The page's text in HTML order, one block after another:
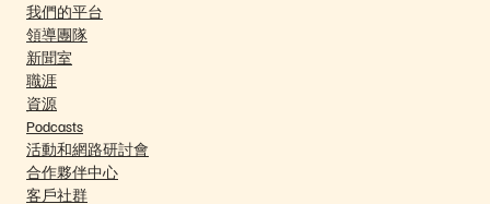
我們的平台
領導團隊
新聞室
職涯
資源
Podcasts
活動和網路研討會
合作夥伴中心
客戶社群